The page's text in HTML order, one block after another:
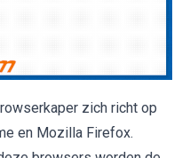
zich richt op
en Mozilla Firefox.